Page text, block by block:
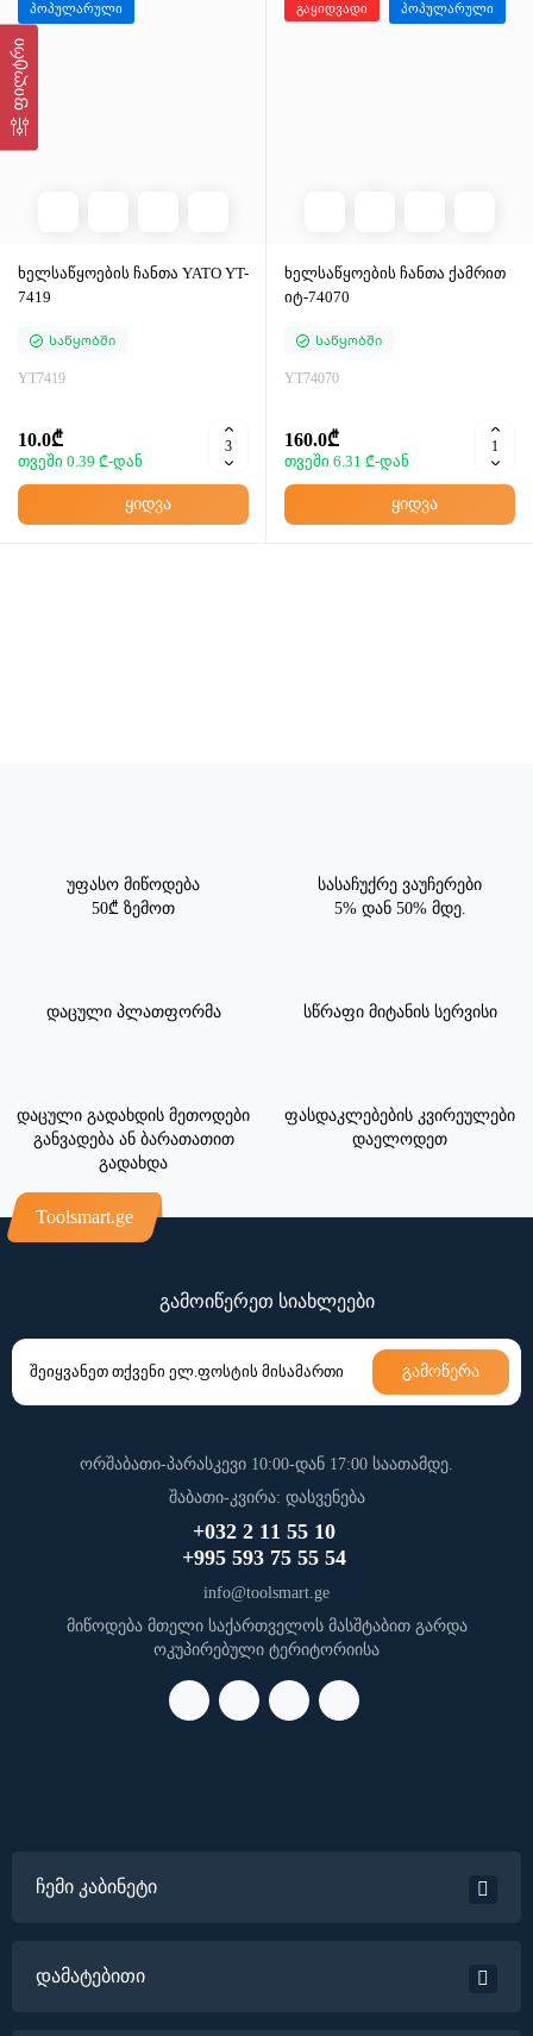
ფილტრი
პოპულარული
ხელსაწყოების ჩანთა YATO YT-
7419
Საწყობში
YT7419
10.0₾
თვეში 0.39 ₾-დან
ყიდვა
გაყიდვადი პოპულარული
ხელსაწყოების ჩანთა ქამრით
იტ-74070
Საწყობში
YT74070
160.0₾
თვეში 6.31 ₾-დან
ყიდვა
უფასო მიწოდება
50₾ ზემოთ
სასაჩუქრე ვაუჩერები
5% დან 50% მდე.
დაცული პლათფორმა სწრაფი მიტანის სერვისი
დაცული გადახდის მეთოდები
განვადება ან ბარათათით
გადახდა
ფასდაკლებების კვირეულები
დაელოდეთ
Toolsmart.ge
გამოიწერეთ სიახლეები
გამოწერა
ორშაბათი-პარასკევი 10:00-დან 17:00 საათამდე.
შაბათი-კვირა: დასვენება
+032 2 11 55 10
+995 593 75 55 54
info@toolsmart.ge
მიწოდება მთელი საქართველოს მასშტაბით გარდა
ოკუპირებული ტერიტორიისა
ჩემი კაბინეტი
დამატებითი